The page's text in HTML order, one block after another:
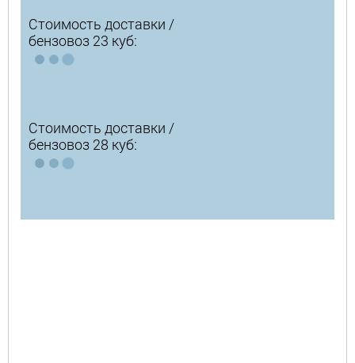
Стоимость доставки /
бензовоз 23 куб:
Стоимость доставки /
бензовоз 28 куб: